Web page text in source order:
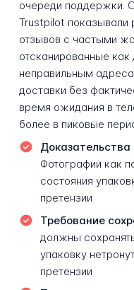
очереди поддержки.
Trustpilot показывали
отзывов с частыми
отсканированные
неправильным
доставки без
время ожидания в
более в пиковые
Фотографии как
состояния
претензии
Требование
должны
упаковку
претензии